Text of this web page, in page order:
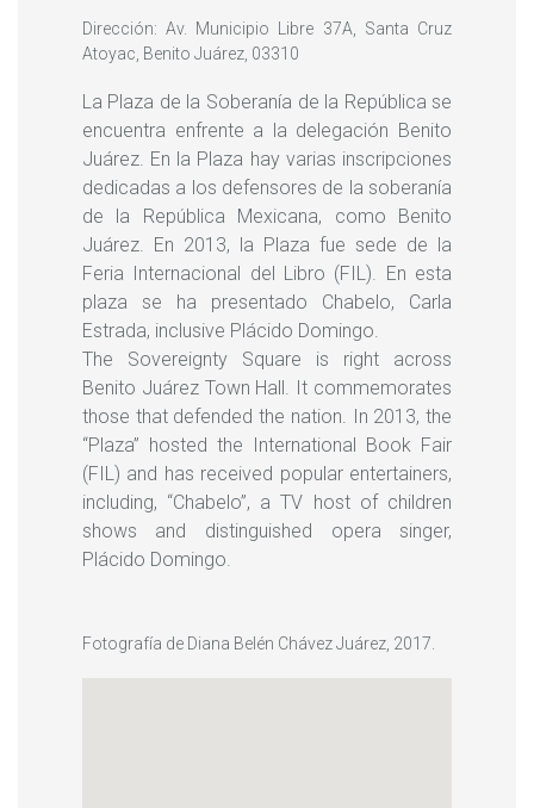
Dirección: Av. Municipio Libre 37A, Santa Cruz
Atoyac, Benito Juárez, 03310
La Plaza de la Soberanía de la República se
encuentra enfrente a la delegación Benito
Juárez. En la Plaza hay varias inscripciones
dedicadas a los defensores de la soberanía
de la República Mexicana, como Benito
Juárez. En 2013, la Plaza fue sede de la
Feria Internacional del Libro (FIL). En esta
plaza se ha presentado Chabelo, Carla
Estrada, inclusive Plácido Domingo.
The Sovereignty Square is right across
Benito Juárez Town Hall. It commemorates
those that defended the nation. In 2013, the
“Plaza” hosted the International Book Fair
(FIL) and has received popular entertainers,
including, “Chabelo”, a TV host of children
shows and distinguished opera singer,
Plácido Domingo.
Fotografía de Diana Belén Chávez Juárez, 2017.